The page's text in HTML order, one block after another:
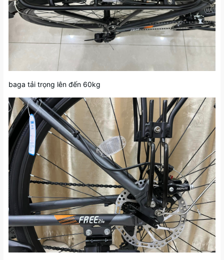
baga tải trọng lên đến 60kg